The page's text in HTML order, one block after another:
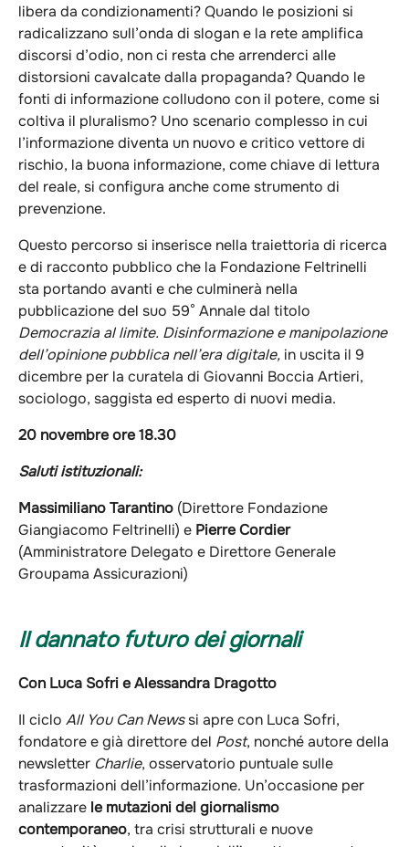
libera da condizionamenti? Quando le posizioni si
radicalizzano sull’onda di slogan e la rete amplifica
discorsi d’odio, non ci resta che arrenderci alle
distorsioni cavalcate dalla propaganda? Quando le
fonti di informazione colludono con il potere, come si
coltiva il pluralismo? Uno scenario complesso in cui
l’informazione diventa un nuovo e critico vettore di
rischio, la buona informazione, come chiave di lettura
del reale, si configura anche come strumento di
prevenzione.
Questo percorso si inserisce nella traiettoria di ricerca
e di racconto pubblico che la Fondazione Feltrinelli
sta portando avanti e che culminerà nella
pubblicazione del suo 59° Annale dal titolo
Democrazia al limite. Disinformazione e manipolazione
dell’opinione pubblica nell’era digitale, in uscita il 9
dicembre per la curatela di Giovanni Boccia Artieri,
sociologo, saggista ed esperto di nuovi media.
20 novembre ore 18.30
Saluti istituzionali:
Massimiliano Tarantino (Direttore Fondazione
Giangiacomo Feltrinelli) e Pierre Cordier
(Amministratore Delegato e Direttore Generale
Groupama Assicurazioni)
Il dannato futuro dei giornali
Con Luca Sofri e Alessandra Dragotto
Il ciclo All You Can Newssi apre con Luca Sofri,
fondatore e già direttore del Post, nonché autore della
newsletter Charlie, osservatorio puntuale sulle
trasformazioni dell’informazione. Un’occasione per
analizzare le mutazioni del giornalismo
contemporaneo, tra crisi strutturali e nuove